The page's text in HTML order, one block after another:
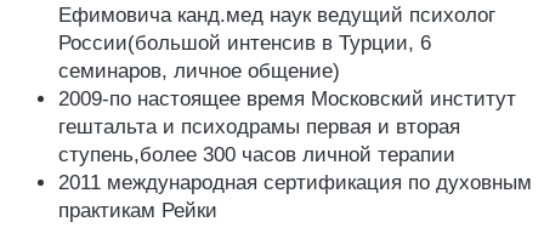
Ефимовича канд.мед наук ведущий психолог
России(большой интенсив в Турции, 6
семинаров, личное общение)
2009-по настоящее время Московский институт
гештальта и психодрамы первая и вторая
ступень,более 300 часов личной терапии
2011 международная сертификация по духовным
практикам Рейки